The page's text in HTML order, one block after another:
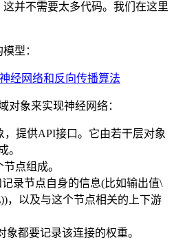
并不需要太多代码。我们在这里
型：
对象来实现神经网络：
提供API接口。它由若干层对象
。
点组成。
录节点自身的信息(比如输出值\
，以及与这个节点相关的上下游
象都要记录该连接的权重。